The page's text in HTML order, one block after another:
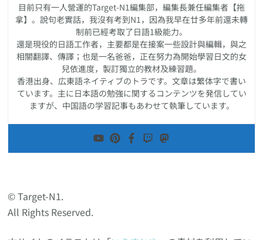
目前只有一人營運的Target-N1編集部，編集長兼任編集者【拖
拿】。說句老實話，我沒有考到N1，因為我早在廿多年前還未轉
制前已經考取了日語1級能力。
還是現役的日語工作者，主要都是在接案一些設計與編輯，與之
相關翻譯、傳譯；也是一名爸爸，正在努力為開始學習日文的女
兒依進度，製訂獨立的教材及練習題。
香港出身、広東語ネイティブのトラです。文章は繁体字で書い
ています。主に日本語の勉強に関するコンテンツを発信してい
ますが、中国語の学習記事もあわせて執筆しています。
© Target-N1.
All Rights Reserved.